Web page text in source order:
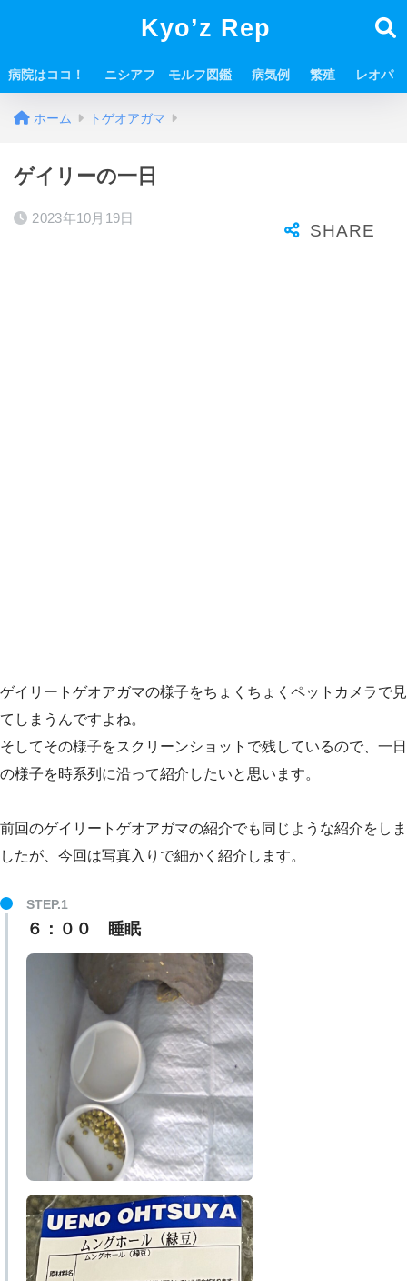
Kyo’z Rep
病院はココ！ ニシアフ モルフ図鑑 病気例 繁殖 レオパ
ホーム トゲオアガマ
ゲイリーの一日
2023年10月19日
ゲイリートゲオアガマの様子をちょくちょくペットカメラで見
てしまうんですよね。
そしてその様子をスクリーンショットで残しているので、一日
の様子を時系列に沿って紹介したいと思います。
前回のゲイリートゲオアガマの紹介でも同じような紹介をしま
したが、今回は写真入りで細かく紹介します。
６：００ 睡眠